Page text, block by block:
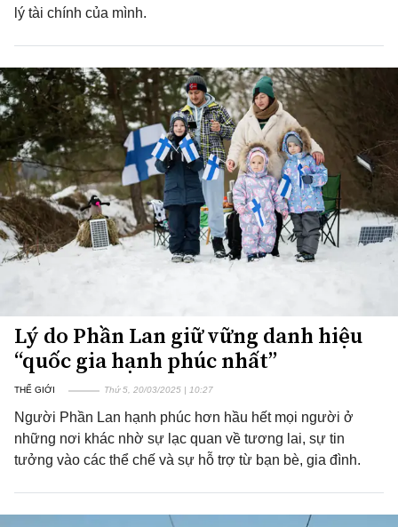
lý tài chính của mình.
Lý do Phần Lan giữ vững danh hiệu
“quốc gia hạnh phúc nhất”
THẾ GIỚI Thứ 5, 20/03/2025 | 10:27
Người Phần Lan hạnh phúc hơn hầu hết mọi người ở
những nơi khác nhờ sự lạc quan về tương lai, sự tin
tưởng vào các thể chế và sự hỗ trợ từ bạn bè, gia đình.